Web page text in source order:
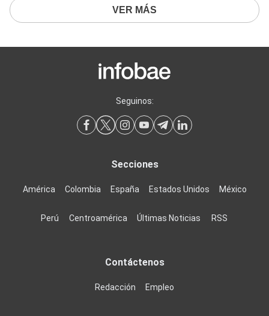
VER MÁS
Seguinos:
Secciones
América Colombia España Estados Unidos México
Perú Centroamérica Últimas Noticias RSS
Contáctenos
Redacción Empleo